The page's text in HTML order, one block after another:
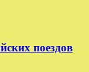
поездов